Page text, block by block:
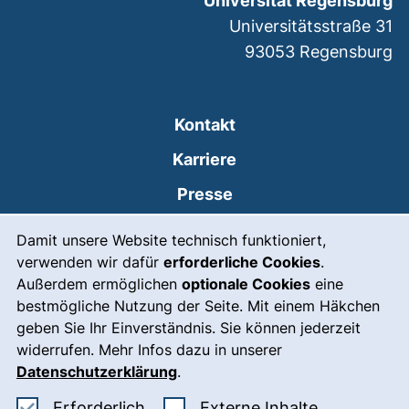
Damit unsere Website technisch funktioniert,
verwenden wir dafür erforderliche Cookies.
Außerdem ermöglichen optionale Cookies eine
bestmögliche Nutzung der Seite. Mit einem Häkchen
geben Sie Ihr Einverständnis. Sie können jederzeit
widerrufen. Mehr Infos dazu in unserer
Datenschutzerklärung.
Kontakt
Karriere
Presse
Leichte Sprache
Gebärdensprache
Notfall(externer Link, öffnet
Impressum
Barrierefreiheit
Universitätsstraße 31
93053 Regensburg